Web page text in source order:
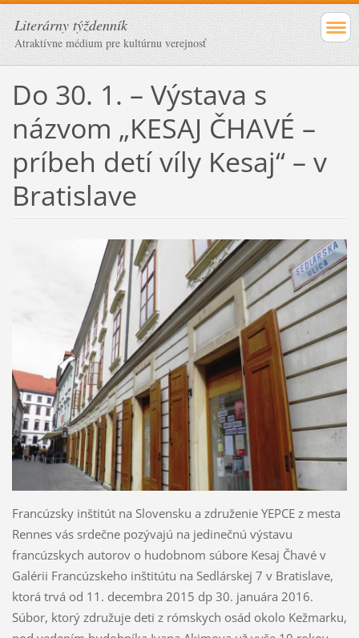
Literárny týždenník
Atraktívne médium pre kultúrnu verejnosť
Do 30. 1. – Výstava s
názvom „KESAJ ČHAVÉ –
príbeh detí víly Kesaj“ – v
Bratislave
Francúzsky inštitút na Slovensku a združenie YEPCE z mesta
Rennes vás srdečne pozývajú na jedinečnú výstavu
francúzskych autorov o hudobnom súbore Kesaj Čhavé v
Galérii Francúzskeho inštitútu na Sedlárskej 7 v Bratislave,
ktorá trvá od 11. decembra 2015 dp 30. januára 2016.
Súbor, ktorý združuje deti z rómskych osád okolo Kežmarku,